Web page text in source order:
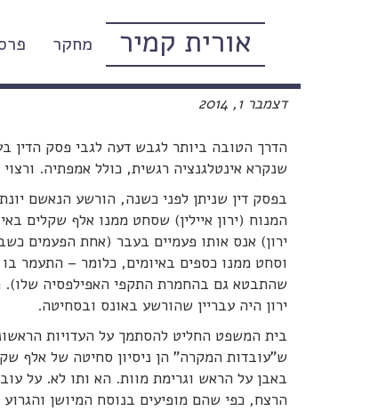
אורית קמיר מחקר
גם לגבר קרבן אלימות
דצמבר 1, 2014
הדרך הטובה ביותר לגבש דעה לגבי פסק הדין
שנקרא אינטלגנציה רגשית, כולל אמפתיה.
בפסק דין שניתן לפני כשנה, הורשע הנאשם
המנוח (ירון איילין) שסחט ממנו אלף שקלים
ירון) אנס אותו פעמיים בעבר (אחת הפעמים
וסחט ממנו כספים באיומים, כלומר – התעמר
שהתבטא גם בהחמרת התקפי האפילפסיה שלו).
ירון היה עבריין שהורשע באונס ובסחיטה.
בית המשפט החליט להסתמך על העדויות
ש"עובדות המקרה" הן ניסיון סחיטה של אלף
באבן על הראש וגרימת מוות. הא ותו לא. על
הרצח, כפי שהם מופיעים בנוסח המיושן